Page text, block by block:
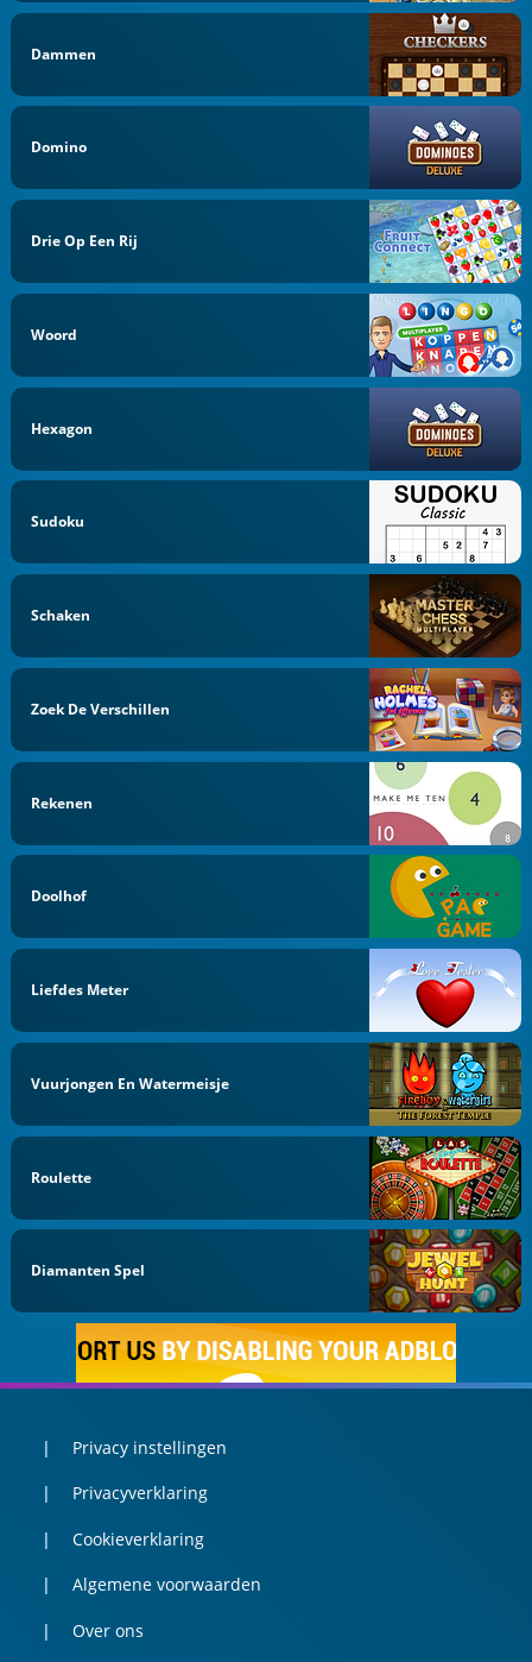
Dammen
Domino
Drie Op Een Rij
Woord
Hexagon
Sudoku
Schaken
Zoek De Verschillen
Rekenen
Doolhof
Liefdes Meter
Vuurjongen En Watermeisje
Roulette
Diamanten Spel
Privacy instellingen
Privacyverklaring
Cookieverklaring
Algemene voorwaarden
Over ons